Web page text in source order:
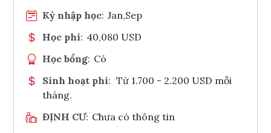
Kỳ nhập học: Jan,Sep
Học phí: 40,080 USD
Học bổng: Có
Sinh hoạt phí: Từ 1.700 - 2.200 USD mỗi
tháng.
ĐỊNH CƯ: Chưa có thông tin